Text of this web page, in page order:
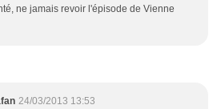
ne jamais revoir l'épisode de Vienne
24/03/2013 13:53